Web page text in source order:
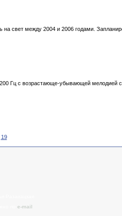
свет между 2004 и 2006 годами.
Гц с возрастающе-убывающей мелодией
19
e-mail